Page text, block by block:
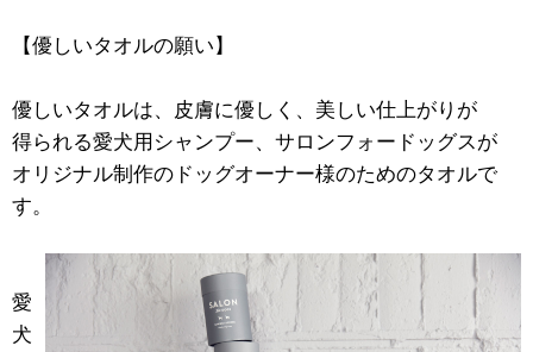
【優しいタオルの願い】
優しいタオルは、皮膚に優しく、美しい仕上がりが
得られる愛犬用シャンプー、サロンフォードッグスが
オリジナル制作のドッグオーナー様のためのタオルで
す。
愛
犬